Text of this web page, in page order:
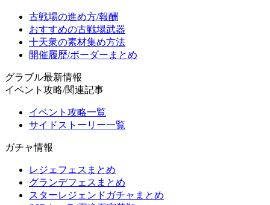
古戦場の進め方/報酬
おすすめの古戦場武器
十天衆の素材集め方法
開催履歴/ボーダーまとめ
グラブル最新情報
イベント攻略/関連記事
イベント攻略一覧
サイドストーリー一覧
ガチャ情報
レジェフェスまとめ
グランデフェスまとめ
スターレジェンドガチャまとめ